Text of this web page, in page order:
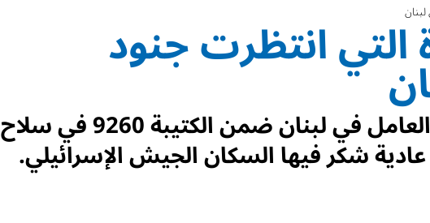
التي انتظرت جنود
المقاتل يوناتان غوتليب، العامل في لبنان ضمن الكتيبة 9260 في سلاح
شكر فيها السكان الجيش الإسرائيلي.